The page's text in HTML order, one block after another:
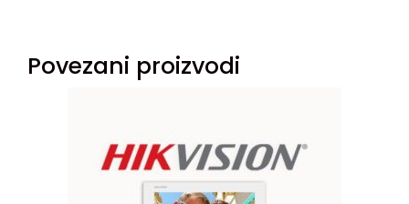
Povezani proizvodi